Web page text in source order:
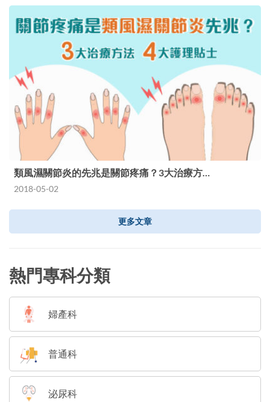
類風濕關節炎的先兆是關節疼痛？3大治療方…
2018-05-02
更多文章
熱門專科分類
婦產科
普通科
泌尿科